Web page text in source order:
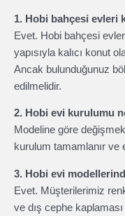
1. Hobi bahçesi evleri
Evet. Hobi bahçesi
yapısıyla kalıcı konut
Ancak bulunduğunuz
edilmelidir.
2. Hobi evi kurulumu
Modeline göre
kurulum tamamlanır ve
3. Hobi evi
Evet. Müşterilerimiz
ve dış cephe